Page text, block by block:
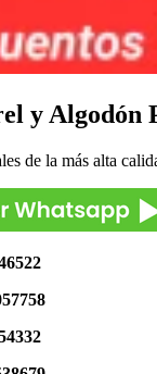
y Algodón
de la más alta